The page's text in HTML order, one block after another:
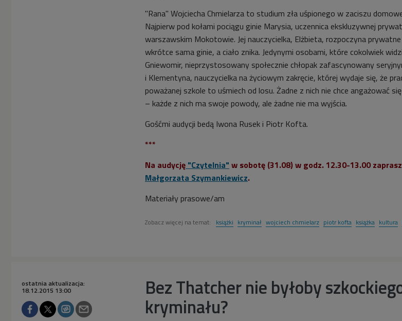
"Rana" Wojciecha Chmielarza to studium zła uśpionego w zaciszu
Najpierw pod kołami pociągu ginie Marysia, uczennica ekskluzywnej
warszawskim Mokotowie. Jej nauczycielka, Elżbieta, rozpoczyna
wkrótce sama ginie, a ciało znika. Jedynymi osobami, które cokolwiek
Gniewomir, nieprzystosowany społecznie chłopak zafascynowany
i Klementyna, nauczycielka na życiowym zakręcie, której wydaje się, że
poważanej szkole to uśmiech od losu. Żadne z nich nie chce angażować
– każde z nich ma swoje powody, ale żadne nie ma wyjścia.
Gośćmi audycji bedą Iwona Rusek i Piotr Kofta.
***
Na audycję "Czytelnia" w sobotę (31.08) w godz. 12.30-13.00
Małgorzata Szymankiewicz.
Materiały prasowe/am
Zobacz więcej na temat: książki kryminał wojciech chmielarz piotr kofta książka kultura
Bez Thatcher nie byłoby
kryminału?
ostatnia aktualizacja:
18.12.2015 13:00